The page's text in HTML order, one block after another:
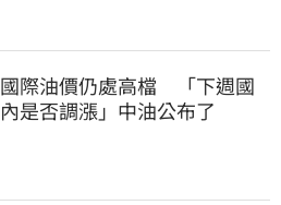
國際油價仍處高檔 「下週國
內是否調漲」中油公布了